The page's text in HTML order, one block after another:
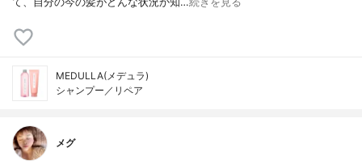
MEDULLA(メデュラ)
シャンプー／リペア
メグ